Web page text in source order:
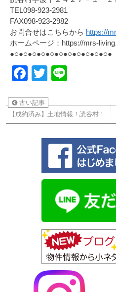
TEL098-923-2981
FAX098-923-2982
お問合せはこちらから https://
ホームページ：https://mrs-
●○●○●○●○●○●○●○●○●○●○●○●
Facebook
Twitter
古い記事
【成約済み】土地情報！読谷村！